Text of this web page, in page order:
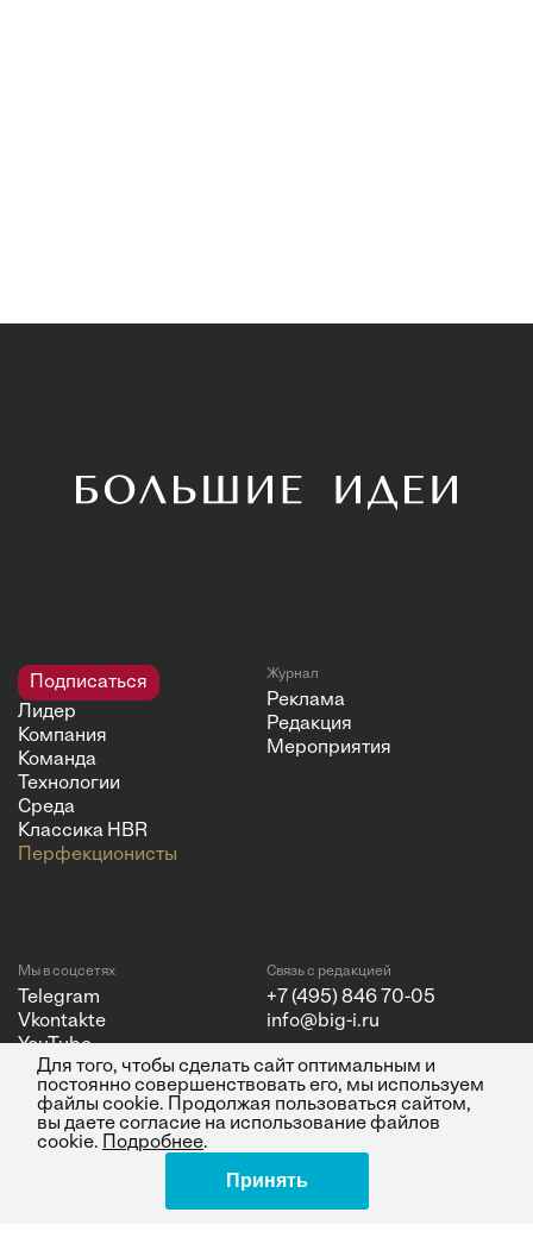
Подписаться
Лидер
Компания
Команда
Технологии
Среда
Классика HBR
Перфекционисты
Журнал
Реклама
Редакция
Мероприятия
Мы в соцсетях
Telegram
Vkontakte
YouTube
Связь с редакцией
+7 (495) 846 70-05
info@big-i.ru
Медиа"
Для того, чтобы сделать сайт оптимальным и
постоянно совершенствовать его, мы используем
файлы cookie. Продолжая пользоваться сайтом,
вы даете согласие на использование файлов
cookie.
Подробнее.
Принять